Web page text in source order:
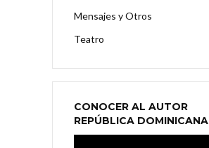
Mensajes y Otros
Teatro
CONOCER AL AUTOR
REPÚBLICA DOMINICANA